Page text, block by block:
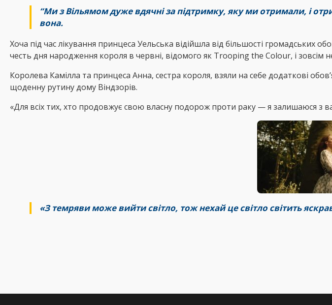
“Ми з Вільямом дуже вдячні за підтримку, яку ми отримали, і
вона.
Хоча під час лікування принцеса Уельська відійшла від більшості громадських
честь дня народження короля в червні, відомого як Trooping the Colour, і зовсім
Королева Камілла та принцеса Анна, сестра короля, взяли на себе додаткові
щоденну рутину дому Віндзорів.
«Для всіх тих, хто продовжує свою власну подорож проти раку — я залишаюся з
«З темряви може вийти світло, тож нехай це світло світить